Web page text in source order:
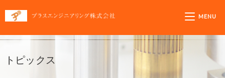
プラスエンジニ
MENU
トピックス